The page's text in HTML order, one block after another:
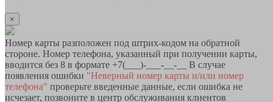
×
Номер карты разположен под штрих-кодом на обратной
стороне. Номер телефона, указанный при получении карты,
вводится без 8 в формате +7(___)-___-__-__ В случае
появления ошибки "Неверный номер карты и/или номер
телефона" проверьте введенные данные, если ошибка не
исчезает, позвоните в центр обслуживания клиентов